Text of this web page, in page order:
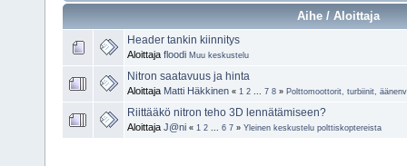
Aihe / Aloittaja
Header tankin kiinnitys
Aloittaja floodi Muu keskustelu
Nitron saatavuus ja hinta
Aloittaja Matti Häkkinen « 1 2 7 8 » Polttomoottorit, turbiinit,
Riittääkö nitron teho 3D lennätämiseen?
Aloittaja J@ni « 1 2 6 7 » Yleinen keskustelu polttiskoptereista